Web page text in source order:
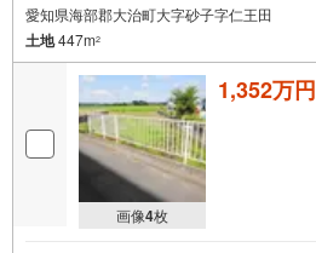
愛知県海部郡大治町大字砂子字仁王田
土地447m2
画像4枚
1,352万円